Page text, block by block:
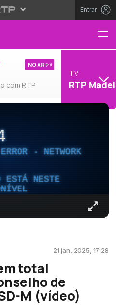
Entrar
com RTP
NO AR
TV
RTP
- NETWORK
ESTÁ NESTE
21 jan, 2025, 17:28
total
de
M (vídeo)